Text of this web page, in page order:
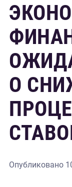
О
Опубликовано